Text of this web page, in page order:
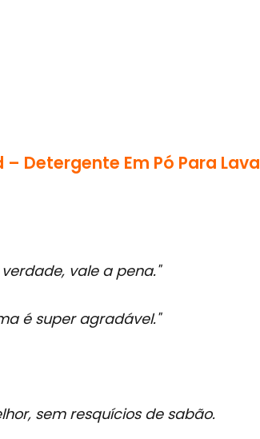
Detergente Em Pó Para Lava
vale a pena."
é super agradável."
sem resquícios de sabão.